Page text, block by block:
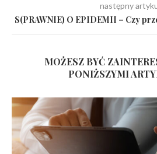
następny
S(PRAWNIE) O EPIDEMII – Czy
MOŻESZ BYĆ
PONIŻSZYMI